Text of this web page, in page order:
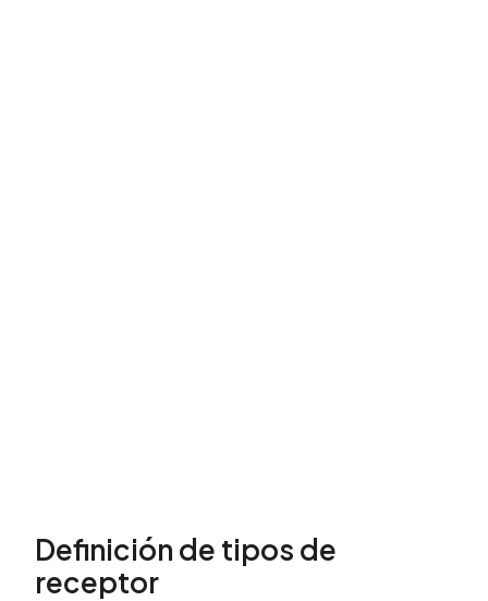
Definición de tipos de
receptor